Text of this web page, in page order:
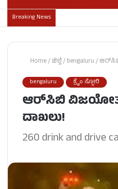
Breaking News
Home/ಜಿಲ್ಲೆ/bengaluru/
bengaluru ಕ್ರೈಂ ಸ್ಟೋರಿ
ಆರ್‌ಸಿಬಿ
ದಾಖಲು!
260 drink and drive